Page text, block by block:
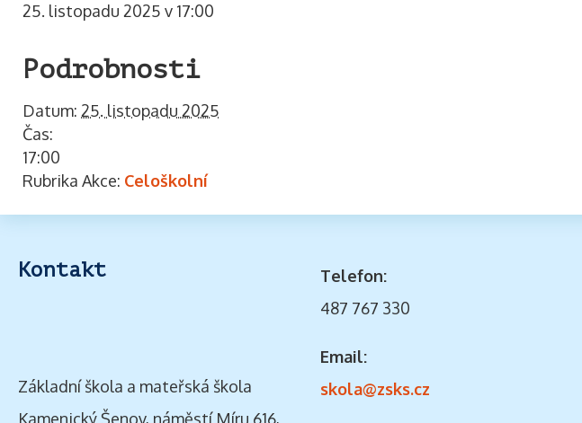
25. listopadu 2025 v 17:00
Podrobnosti
Datum: 25. listopadu 2025
Čas:
17:00
Rubrika Akce: Celoškolní
Kontakt
Základní škola a mateřská škola
Kamenický Šenov, náměstí Míru 616,
Telefon:
487 767 330
Email:
skola@zsks.cz